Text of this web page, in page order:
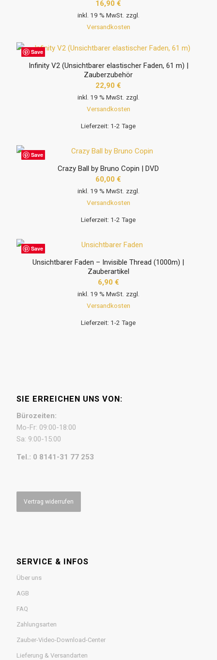
16,90€
inkl. 19 % MwSt. zzgl.
Versandkosten
Save
Infinity V2 (Unsichtbarer elastischer Faden, 61 m) |
Zauberzubehör
22,90€
inkl. 19 % MwSt. zzgl.
Versandkosten
Lieferzeit: 1-2 Tage
Save
Crazy Ball by Bruno Copin | DVD
60,00€
inkl. 19 % MwSt. zzgl.
Versandkosten
Lieferzeit: 1-2 Tage
Save
Unsichtbarer Faden – Invisible Thread (1000m) |
Zauberartikel
6,90 €
inkl. 19 % MwSt. zzgl.
Versandkosten
Lieferzeit: 1-2 Tage
SIE ERREICHEN UNS VON:
Bürozeiten:
Mo-Fr: 09:00-18:00
Sa: 9:00-15:00
Tel.: 0 8141-31 77 253
Vertrag widerrufen
SERVICE & INFOS
Über uns
AGB
FAQ
Zahlungsarten
Zauber-Video-Download-Center
Lieferung & Versandarten